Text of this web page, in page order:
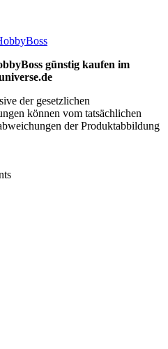
günstig kaufen im
der gesetzlichen
können vom tatsächlichen
der Produktabbildung